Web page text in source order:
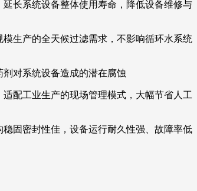
长系统设备整体使用寿命，降低设备维修与
生产的全天候过滤需求，不影响循环水系统
对系统设备造成的潜在腐蚀
配工业生产的现场管理模式，大幅节省人工
固密封性佳，设备运行耐久性强、故障率低